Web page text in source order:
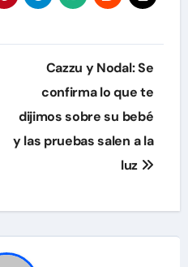
Cazzu y Nodal: Se
confirma lo que te
dijimos sobre su bebé
y las pruebas salen a la
luz